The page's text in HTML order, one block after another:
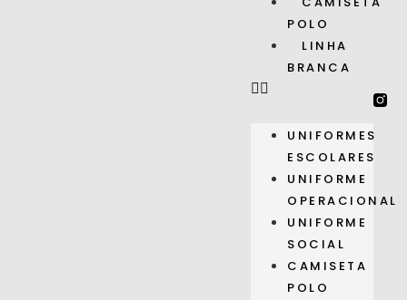
POLO
LINHA
BRANCA
UNIFORMES
ESCOLARES
UNIFORME
OPERACIONAL
UNIFORME
SOCIAL
CAMISETA
POLO